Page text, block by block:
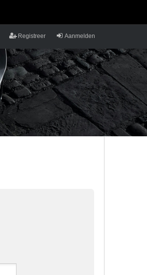
Aanmelden
Registreer